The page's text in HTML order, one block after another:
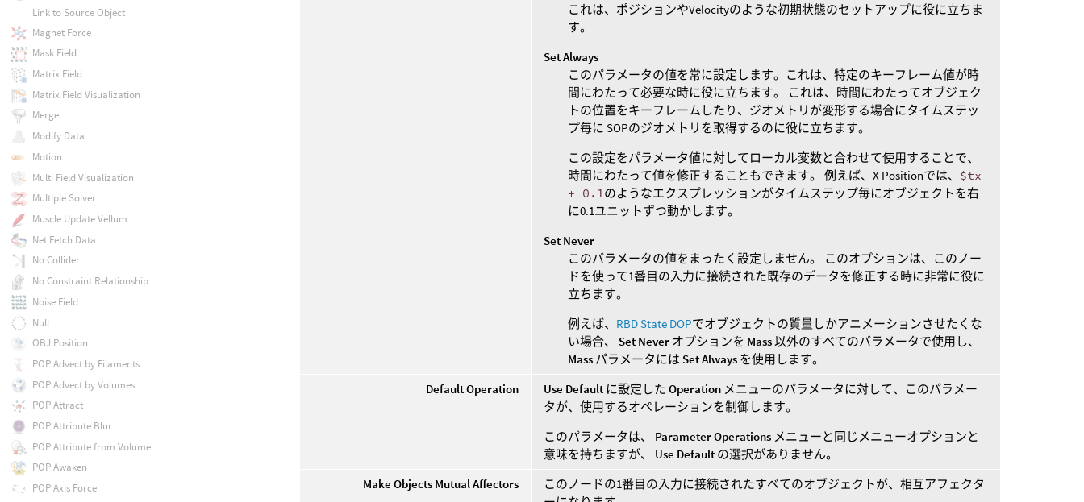
これは、ポジションやVelocityのような初期状態のセットアップに役に立ちま
す。
Set Always
このパラメータの値を常に設定します。これは、特定のキーフレーム値が時
間にわたって必要な時に役に立ちます。 これは、時間にわたってオブジェク
トの位置をキーフレームしたり、ジオメトリが変形する場合にタイムステッ
プ毎に SOPのジオメトリを取得するのに役に立ちます。
この設定をパラメータ値に対してローカル変数と合わせて使用することで、
時間にわたって値を修正することもできます。 例えば、X Positionでは、 $tx
+ 0.1 のようなエクスプレッションがタイムステップ毎にオブジェクトを右
に0.1ユニットずつ動かします。
Set Never
このパラメータの値をまったく設定しません。 このオプションは、このノー
ドを使って1番目の入力に接続された既存のデータを修正する時に非常に役に
立ちます。
例えば、 RBD State DOPでオブジェクトの質量しかアニメーションさせたくな
い場合、 Set Never オプションを Mass以外のすべてのパラメータで使用し、
Mass パラメータには Set Always を使用します。
Default Operation
Use Default に設定したOperation メニューのパラメータに対して、このパラメー
タが、使用するオペレーションを制御します。
このパラメータは、 Parameter Operations メニューと同じメニューオプションと
意味を持ちますが、 Use Default の選択がありません。
Make Objects Mutual Affectors
このノードの1番目の入力に接続されたすべてのオブジェクトが、相互アフェクタ
Link to Source Object
Magnet Force
Mask Field
Matrix Field
Matrix Field Visualization
Merge
Modify Data
Motion
Multi Field Visualization
Multiple Solver
Muscle Update Vellum
Net Fetch Data
No Collider
No Constraint Relationship
Noise Field
Null
OBJ Position
POP Advect by Filaments
POP Advect by Volumes
POP Attract
POP Attribute Blur
POP Attribute from Volume
POP Awaken
POP Axis Force